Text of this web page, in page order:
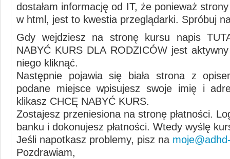
dostałam informację od IT, że ponieważ
w html, jest to kwestia przeglądarki. Spróbuj
Gdy wejdziesz na stronę kursu napis
NABYĆ KURS DLA RODZICÓW jest
niego kliknąć.
Następnie pojawia się biała strona z
podane miejsce wpisujesz swoje imię i
klikasz CHCĘ NABYĆ KURS.
Zostajesz przeniesiona na stronę płatności.
banku i dokonujesz płatności. Wtedy wyślę
Jeśli napotkasz problemy, pisz na
Pozdrawiam,